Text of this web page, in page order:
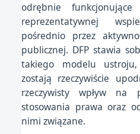
odrębnie
reprezentatywnej
pośrednio przez
publicznej. DFP stawia
takiego modelu
zostają rzeczywiście
rzeczywisty wpływ na
stosowania prawa oraz
nimi związane.